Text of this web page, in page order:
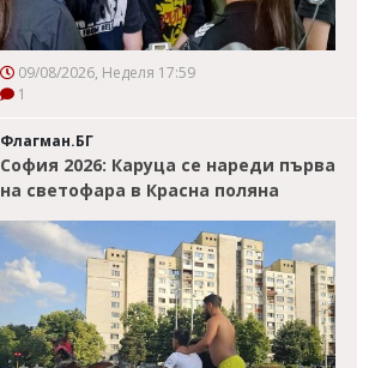
09/08/2026, Неделя 17:59
1
Флагман.БГ
София 2026: Каруца се нареди първа
на светофара в Красна поляна